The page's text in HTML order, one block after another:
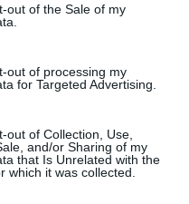
out of the Sale of my
out of processing my
for Targeted Advertising.
out of Collection, Use,
and/or Sharing of my
that Is Unrelated with the
which it was collected.
sunt acum oripilați de
nu e proasta lui
lăsat-o să moară!
a sunat fata răpită în